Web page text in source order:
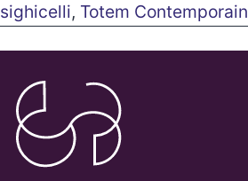
sighicelli, Totem Contemporain